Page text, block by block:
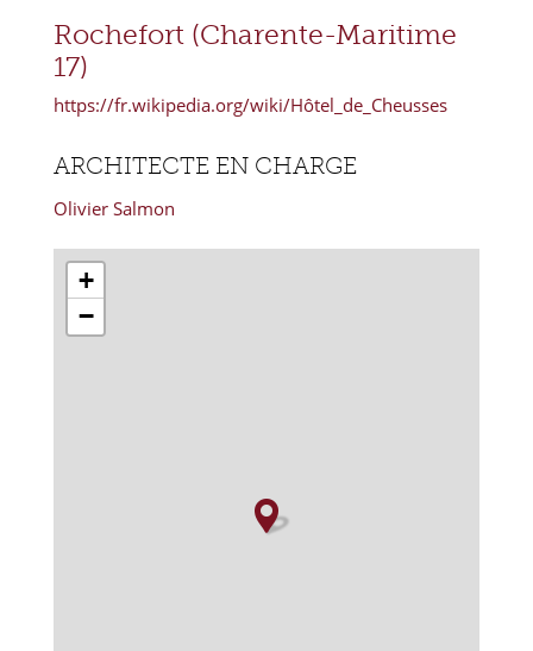
Rochefort (Charente-Maritime
17)
https://fr.wikipedia.org/wiki/Hôtel_de_Cheusses
ARCHITECTE EN CHARGE
Olivier Salmon
+
−